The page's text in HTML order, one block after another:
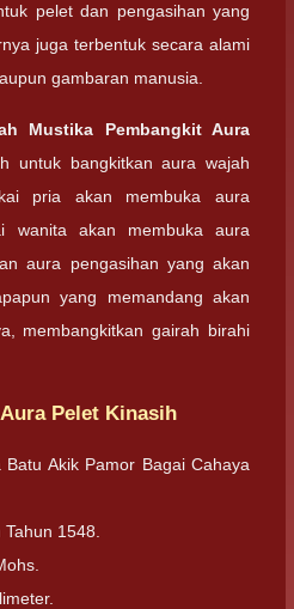
pelet dan pengasihan yang
juga terbentuk secara alami
gambaran manusia.
Mustika Pembangkit Aura
untuk bangkitkan aura wajah
pria akan membuka aura
wanita akan membuka aura
aura pengasihan yang akan
yang memandang akan
membangkitkan gairah birahi
Pelet Kinasih
Akik Pamor Bagai Cahaya
1548.